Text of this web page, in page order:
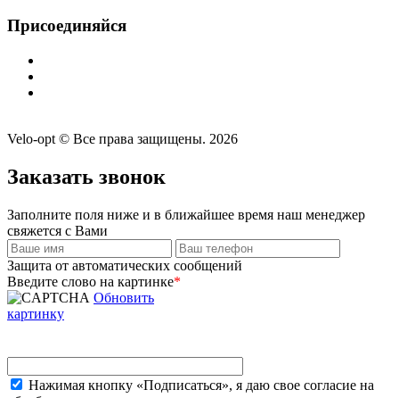
Присоединяйся
Velo-opt © Все права защищены. 2026
Заказать звонок
Заполните поля ниже и в ближайшее время наш менеджер
свяжется с Вами
Защита от автоматических сообщений
Введите слово на картинке*
Обновить
картинку
Нажимая кнопку «Подписаться», я даю свое согласие на